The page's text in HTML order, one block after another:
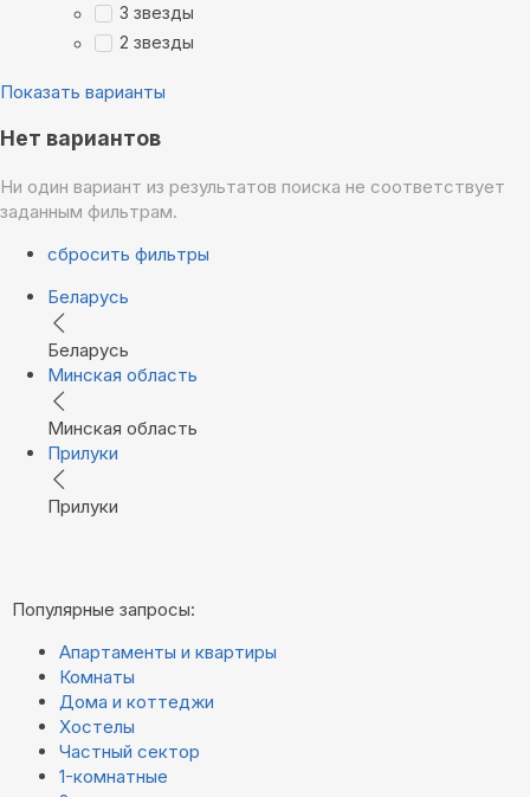
3 звезды
2 звезды
Показать варианты
Нет вариантов
Ни один вариант из результатов поиска не соответствует
заданным фильтрам.
сбросить фильтры
Беларусь
Беларусь
Минская область
Минская область
Прилуки
Прилуки
Популярные запросы:
Апартаменты и квартиры
Комнаты
Дома и коттеджи
Хостелы
Частный сектор
1-комнатные